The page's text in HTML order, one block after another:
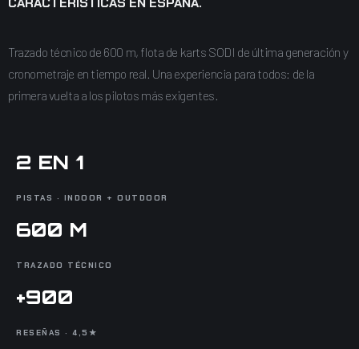
Trazado técnico de 600 m, flota de karts SODI de última generación y
cronometraje en tiempo real. Una experiencia para todos: de la
primera vuelta a los pilotos más exigentes.
2 EN 1
PISTAS · INDOOR + OUTDOOR
600 M
TRAZADO TÉCNICO
+900
RESEÑAS · 4,5★